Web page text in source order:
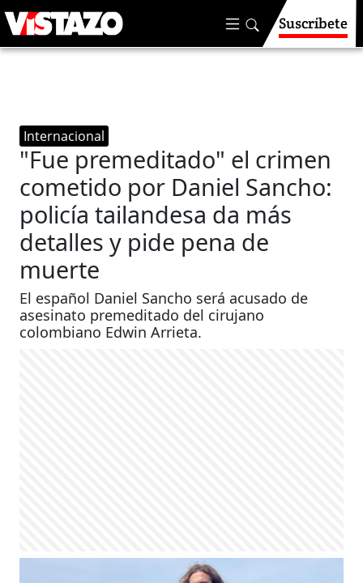
Suscríbete
Internacional
"Fue premeditado" el crimen
cometido por Daniel Sancho:
policía tailandesa da más
detalles y pide pena de
muerte
El español Daniel Sancho será acusado de
asesinato premeditado del cirujano
colombiano Edwin Arrieta. ​​​​​​